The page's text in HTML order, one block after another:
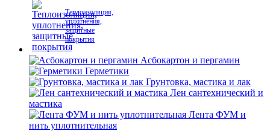
Теплоизоляция,
уплотнения,
защитные
покрытия
Асбокартон и пергамин
Герметики
Грунтовка, мастика и лак
Лен сантехнический и
мастика
Лента ФУМ и
нить уплотнительная